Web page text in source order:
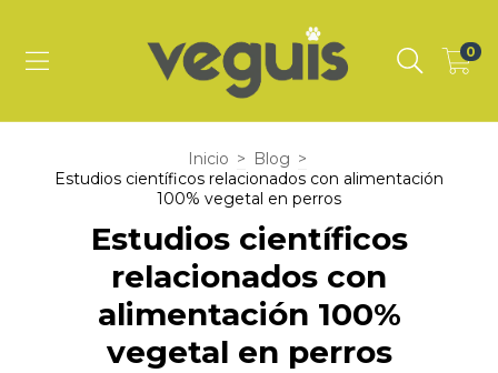
0
Inicio > Blog >
Estudios científicos relacionados con alimentación
100% vegetal en perros
Estudios científicos
relacionados con
alimentación 100%
vegetal en perros